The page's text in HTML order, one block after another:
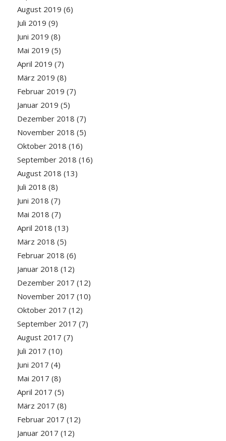
August 2019 (6)
Juli 2019 (9)
Juni 2019 (8)
Mai 2019 (5)
April 2019 (7)
März 2019 (8)
Februar 2019 (7)
Januar 2019 (5)
Dezember 2018 (7)
November 2018 (5)
Oktober 2018 (16)
September 2018 (16)
August 2018 (13)
Juli 2018 (8)
Juni 2018 (7)
Mai 2018 (7)
April 2018 (13)
März 2018 (5)
Februar 2018 (6)
Januar 2018 (12)
Dezember 2017 (12)
November 2017 (10)
Oktober 2017 (12)
September 2017 (7)
August 2017 (7)
Juli 2017 (10)
Juni 2017 (4)
Mai 2017 (8)
April 2017 (5)
März 2017 (8)
Februar 2017 (12)
Januar 2017 (12)